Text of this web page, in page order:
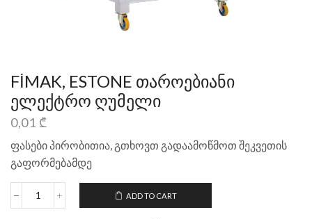
FİMAK, ESTONE თაროებიანი
ელექტრო ღუმელი
0,01 ₾
ფასები პირობითია, გთხოვთ გადაამოწმოთ შეკვეთის
გაფორმებამდე
ADD TO CART